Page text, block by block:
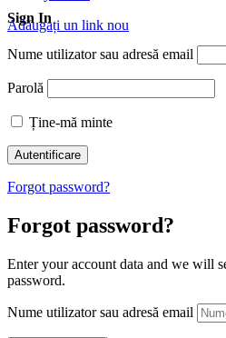
Adăugați un link nou
Sign In
Nume utilizator sau adresă email
Parolă
Ține-mă minte
Forgot password?
Forgot password?
Enter your account data and we will
password.
Nume utilizator sau adresă email